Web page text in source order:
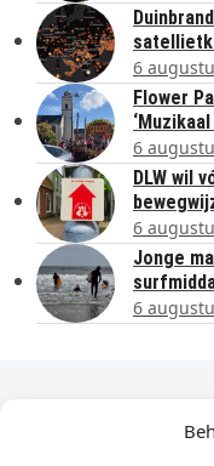
6
Flower
6
DLW wil
6
Jonge
6
Dagelijks het